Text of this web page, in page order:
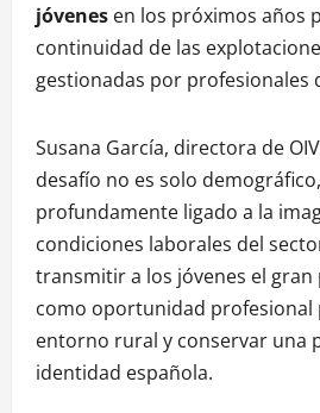
jóvenes en los próximos años
continuidad de las
gestionadas por profesionales
Susana García, directora de
desafío no es solo
profundamente ligado a la
condiciones laborales del
transmitir a los jóvenes el gran
como oportunidad profesional
entorno rural y conservar una
identidad española.